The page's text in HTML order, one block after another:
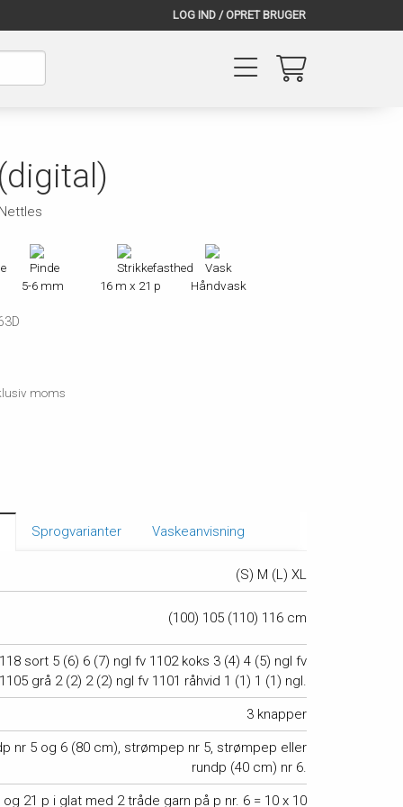
LOG IND / OPRET BRUGER
5-6 mm 16 m x 21 p Håndvask
moms
Sprogvarianter Vaskeanvisning
(S) M (L) XL
(100) 105 (110) 116 cm
sort 5 (6) 6 (7) ngl fv 1102 koks 3 (4) 4 (5) ngl fv
1105 grå 2 (2) 2 (2) ngl fv 1101 råhvid 1 (1) 1 (1) ngl.
3 knapper
nr 5 og 6 (80 cm), strømpep nr 5, strømpep eller
rundp (40 cm) nr 6.
og 21 p i glat med 2 tråde garn på p nr. 6 = 10 x 10